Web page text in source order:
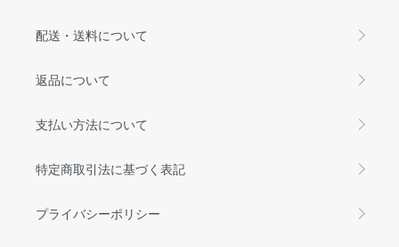
配送・送料について
返品について
支払い方法について
特定商取引法に基づく表記
プライバシーポリシー